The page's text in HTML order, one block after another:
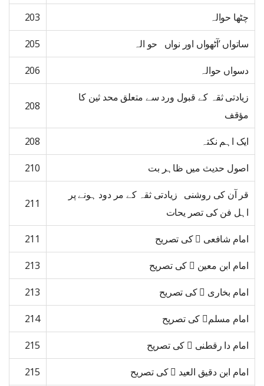
چٹھا حوالہ 203
ساتواں ’آٹھواں اور نواں حو الہ 205
دسواں حوالہ 206
زیادتی ثقہ کے قبول ورد سے متعلق محد ثین کا
مؤقف
208
ایک اہم نکتہ 208
اصول حدیث میں ظاہر بت 210
قر آن کی روشنی زیادتی ثقہ کے مر دود ہونے پر
اہل فن کی تصر یحات
211
امام شافعی  کی تصریح 211
امام ابن معین  کی تصریح 213
امام بخاری  کی تصریح 213
امام مسلم کی تصریح 214
امام دا رقطنی  کی تصریح 215
امام ابن دقیق العید  کی تصریح 215